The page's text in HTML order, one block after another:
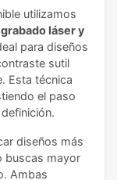
utilizamos
grabado láser y
para diseños
sutil
Esta técnica
el paso
diseños más
buscas mayor
Ambas